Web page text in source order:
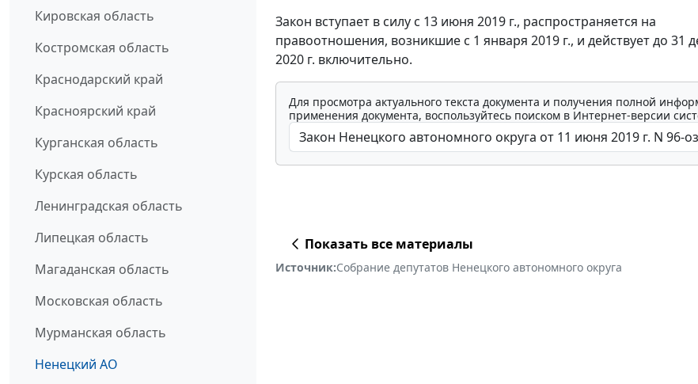
Кировская область
Костромская область
Краснодарский край
Красноярский край
Курганская область
Курская область
Ленинградская область
Липецкая область
Магаданская область
Московская область
Мурманская область
Ненецкий АО
Закон вступает в силу с 13 июня 2019 г., распространяется на
правоотношения, возникшие с 1 января 2019 г., и действует до 31
2020 г. включительно.
Для просмотра актуального текста документа и получения полной
применения документа, воспользуйтесь поиском в Интернет-версии
Показать все материалы
Источник:Собрание депутатов Ненецкого автономного округа